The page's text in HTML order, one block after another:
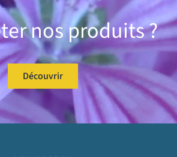
nos produits ?
Découvrir